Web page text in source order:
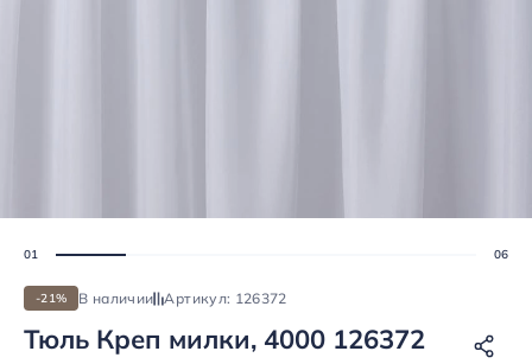
-21% В наличии Артикул: 126372
Тюль Креп милки, 4000 126372